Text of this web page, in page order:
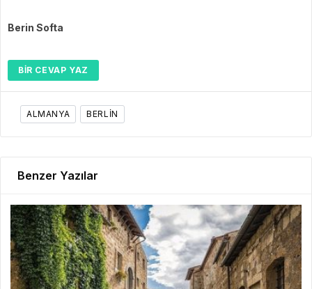
Berin Softa
BIR CEVAP YAZ
ALMANYA BERLIN
Benzer Yazılar